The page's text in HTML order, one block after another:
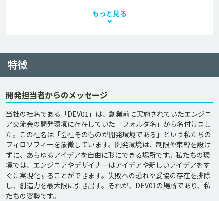
もっと見る
特徴
開発担当者からのメッセージ
当社の社名である「DEV01」は、創業前に実施されていたエンジニ
ア交流会の開発環境に存在していた「フォルダ名」から名付けまし
た。この社名は「会社そのものが開発環境である」という私たちの
フィロソフィーを象徴しています。開発環境は、制限や束縛を設け
ずに、あらゆるアイデアを自由に形にできる場所です。私たちの環
境では、エンジニアやデザイナーはアイデアや新しいアイデアをす
ぐに実現化することができます。失敗への恐れや妥協の存在を排除
し、創造力を最大限に引き出す。それが、DEV01の場所であり、私
たちの姿勢です。